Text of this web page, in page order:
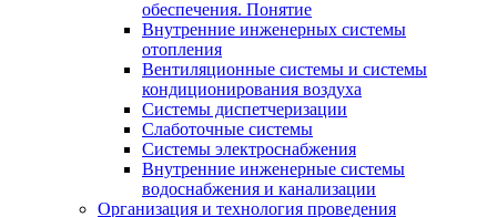
обеспечения. Понятие
Внутренние инженерных системы
отопления
Вентиляционные системы и системы
кондиционирования воздуха
Системы диспетчеризации
Слаботочные системы
Системы электроснабжения
Внутренние инженерные системы
водоснабжения и канализации
Организация и технология проведения